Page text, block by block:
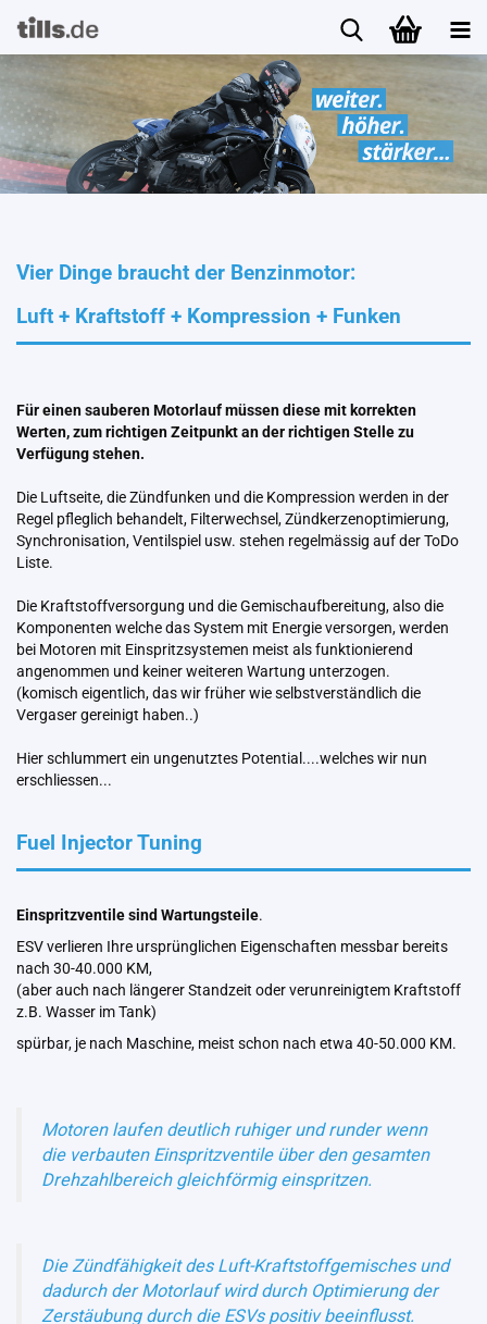
Vier Dinge braucht der Benzinmotor:
Luft + Kraftstoff + Kompression + Funken
Für einen sauberen Motorlauf müssen diese mit korrekten
Werten, zum richtigen Zeitpunkt an der richtigen Stelle zu
Verfügung stehen.
Die Luftseite, die Zündfunken und die Kompression werden in der
Regel pfleglich behandelt, Filterwechsel, Zündkerzenoptimierung,
Synchronisation, Ventilspiel usw. stehen regelmässig auf der ToDo
Liste.
Die Kraftstoffversorgung und die Gemischaufbereitung, also die
Komponenten welche das System mit Energie versorgen, werden
bei Motoren mit Einspritzsystemen meist als funktionierend
angenommen und keiner weiteren Wartung unterzogen.
(komisch eigentlich, das wir früher wie selbstverständlich die
Vergaser gereinigt haben..)
Hier schlummert ein ungenutztes Potential....welches wir nun
erschliessen...
Fuel Injector Tuning
Einspritzventile sind Wartungsteile.
ESV verlieren Ihre ursprünglichen Eigenschaften messbar bereits
nach 30-40.000 KM,
(aber auch nach längerer Standzeit oder verunreinigtem Kraftstoff
z.B. Wasser im Tank)
spürbar, je nach Maschine, meist schon nach etwa 40-50.000 KM.
Motoren laufen deutlich ruhiger und runder wenn
die verbauten Einspritzventile über den gesamten
Drehzahlbereich gleichförmig einspritzen.
Die Zündfähigkeit des Luft-Kraftstoffgemisches und
dadurch der Motorlauf wird durch Optimierung der
Zerstäubung durch die ESVs positiv beeinflusst.